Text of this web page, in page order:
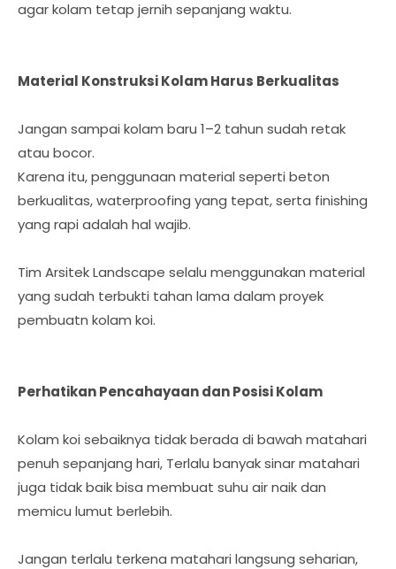
agar kolam tetap jernih sepanjang waktu.
Material Konstruksi Kolam Harus Berkualitas
Jangan sampai kolam baru 1–2 tahun sudah retak
atau bocor.
Karena itu, penggunaan material seperti beton
berkualitas, waterproofing yang tepat, serta finishing
yang rapi adalah hal wajib.
Tim Arsitek Landscape selalu menggunakan material
yang sudah terbukti tahan lama dalam proyek
pembuatn kolam koi.
Perhatikan Pencahayaan dan Posisi Kolam
Kolam koi sebaiknya tidak berada di bawah matahari
penuh sepanjang hari, Terlalu banyak sinar matahari
juga tidak baik bisa membuat suhu air naik dan
memicu lumut berlebih.
Jangan terlalu terkena matahari langsung seharian,